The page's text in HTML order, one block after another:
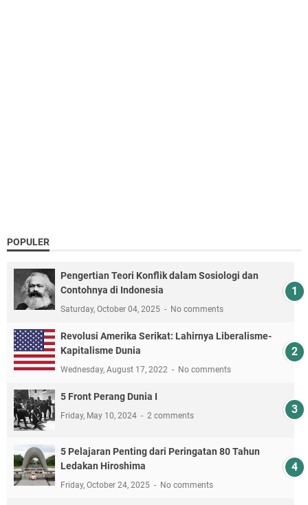
POPULER
Pengertian Teori Konflik dalam Sosiologi dan
Contohnya di Indonesia
Saturday, October 04, 2025 No comments
Revolusi Amerika Serikat: Lahirnya Liberalisme-
Kapitalisme Dunia
Wednesday, August 17, 2022 No comments
5 Front Perang Dunia I
Friday, May 10, 2024 2 comments
5 Pelajaran Penting dari Peringatan 80 Tahun
Ledakan Hiroshima
Friday, October 24, 2025 No comments